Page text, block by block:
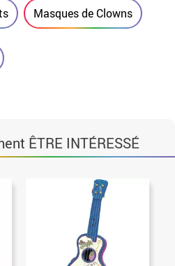
Masques de Clowns
ÊTRE INTÉRESSÉ